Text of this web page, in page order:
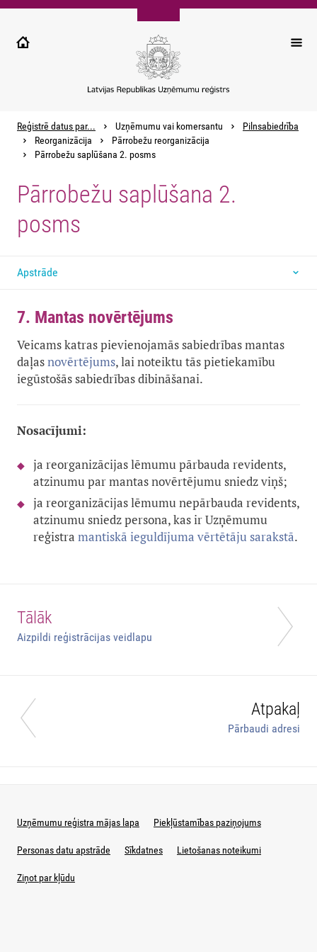
Pārlekt
galveno
Reģistrē datus par... Uzņēmumu vai komersantu
Pilnsabiedrība
Reorganizācija
Pārrobežu reorganizācija
Pārrobežu saplūšana 2. posms
Pārrobežu saplūšana 2.
posms
Apstrāde
7. Mantas novērtējums
Veicams katras pievienojamās sabiedrības mantas
daļasnovērtējums, lai noteiktu tās pietiekamību
iegūstošās sabiedrības dibināšanai.
Nosacījumi:
ja reorganizācijas lēmumu pārbauda revidents,
atzinumu par mantas novērtējumu sniedz viņš;
ja reorganizācijas lēmumu nepārbauda revidents,
atzinumu sniedz persona, kas ir Uzņēmumu
reģistra mantiskā ieguldījuma vērtētāju sarakstā.
Tālāk
Aizpildi reģistrācijas veidlapu
Atpakaļ
Pārbaudi adresi
Uzņēmumu reģistra mājas lapa Piekļūstamības paziņojums
Personas datu apstrāde Sīkdatnes Lietošanas noteikumi
Ziņot par kļūdu